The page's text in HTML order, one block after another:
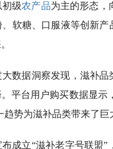
初级农产品为主的形态，
软糖、口服液等创新
数据洞察发现，滋补
平台用户购买数据显示
趋势为滋补品类带来了巨
成立“滋补老字号联盟